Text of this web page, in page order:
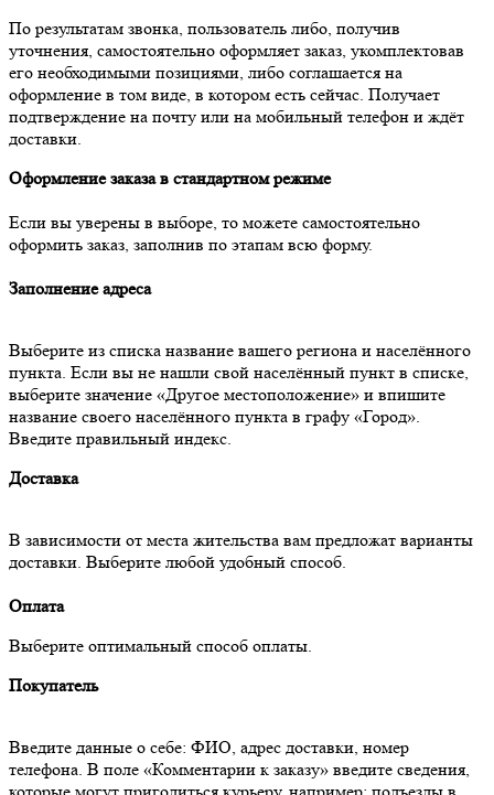
По результатам звонка, пользователь либо, получив
уточнения, самостоятельно оформляет заказ, укомплектовав
его необходимыми позициями, либо соглашается на
оформление в том виде, в котором есть сейчас. Получает
подтверждение на почту или на мобильный телефон и ждёт
доставки.
Оформление заказа в стандартном режиме
Если вы уверены в выборе, то можете самостоятельно
оформить заказ, заполнив по этапам всю форму.
Заполнение адреса
Выберите из списка название вашего региона и населённого
пункта. Если вы не нашли свой населённый пункт в списке,
выберите значение «Другое местоположение» и впишите
название своего населённого пункта в графу «Город».
Введите правильный индекс.
Доставка
В зависимости от места жительства вам предложат варианты
доставки. Выберите любой удобный способ.
Оплата
Выберите оптимальный способ оплаты.
Покупатель
Введите данные о себе: ФИО, адрес доставки, номер
телефона. В поле «Комментарии к заказу» введите сведения,